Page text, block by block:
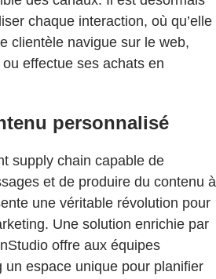
chaque interaction, où qu’elle
clientèle navigue sur le web,
effectue ses achats en
personnalisé
supply chain capable de
et de produire du contenu à
une véritable révolution pour
Une solution enrichie par
offre aux équipes
un espace unique pour planifier